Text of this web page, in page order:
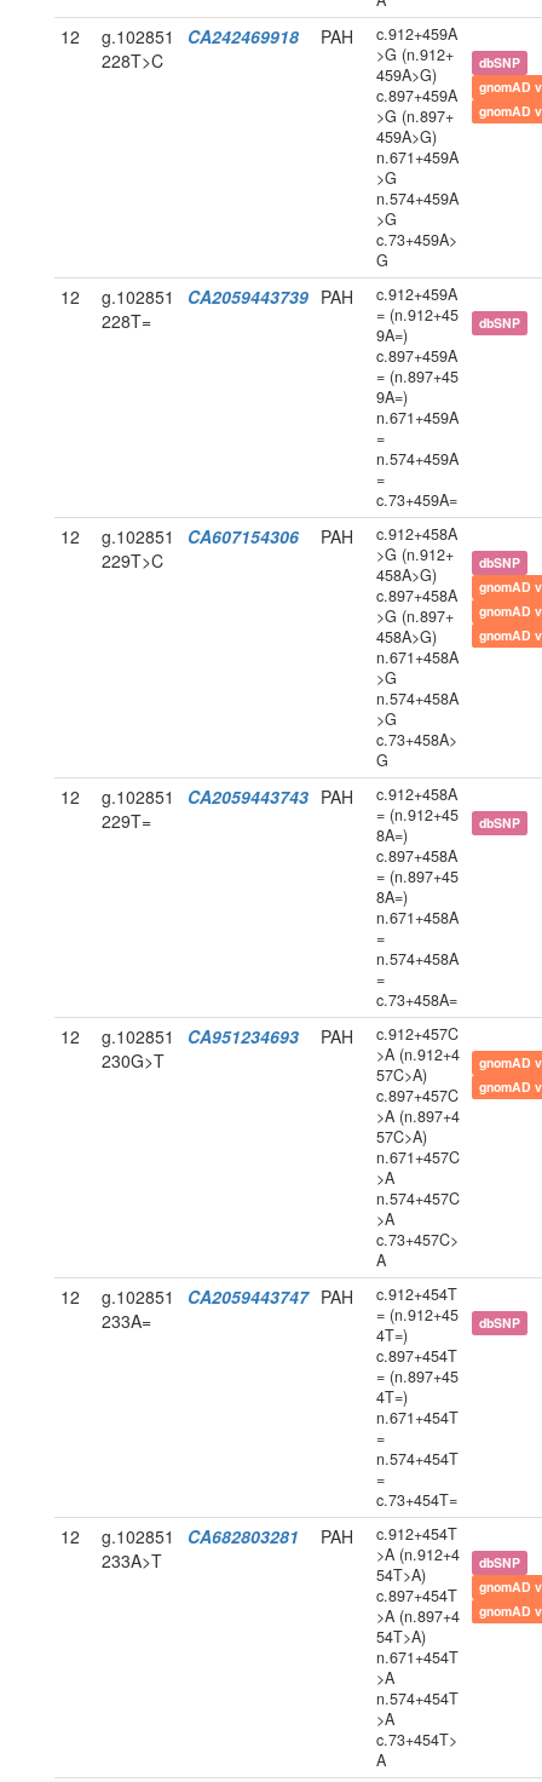
12
g.102851
228T>C
CA242469918 PAH
c.912+459A
>G (n.912+
459A>G)
c.897+459A
>G (n.897+
459A>G)
n.671+459A
>G
n.574+459A
>G
c.73+459A>
G
dbSNP
gnomAD
gnomAD
12
g.102851
228T=
CA2059443739 PAH
c.912+459A
= (n.912+45
9A=)
c.897+459A
= (n.897+45
9A=)
n.671+459A
=
n.574+459A
=
c.73+459A=
dbSNP
12
g.102851
229T>C
CA607154306 PAH
c.912+458A
>G (n.912+
458A>G)
c.897+458A
>G (n.897+
458A>G)
n.671+458A
>G
n.574+458A
>G
c.73+458A>
G
dbSNP
gnomAD
gnomAD
gnomAD
12
g.102851
229T=
CA2059443743 PAH
c.912+458A
= (n.912+45
8A=)
c.897+458A
= (n.897+45
8A=)
n.671+458A
=
n.574+458A
=
c.73+458A=
dbSNP
12
g.102851
230G>T
CA951234693 PAH
c.912+457C
>A (n.912+4
57C>A)
c.897+457C
>A (n.897+4
57C>A)
n.671+457C
>A
n.574+457C
>A
c.73+457C>
A
gnomAD
gnomAD
12
g.102851
233A=
CA2059443747 PAH
c.912+454T
= (n.912+45
4T=)
c.897+454T
= (n.897+45
4T=)
n.671+454T
=
n.574+454T
=
c.73+454T=
dbSNP
12
g.102851
233A>T
CA682803281 PAH
c.912+454T
>A (n.912+4
54T>A)
c.897+454T
>A (n.897+4
54T>A)
n.671+454T
>A
n.574+454T
>A
c.73+454T>
A
dbSNP
gnomAD
gnomAD